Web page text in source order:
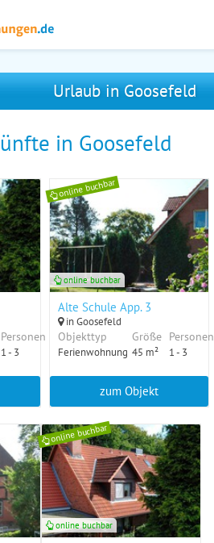
Urlaub in Goosefeld
in Goosefeld
Personen
1 - 3
online buchbar
Alte Schule App. 3
in Goosefeld
Objekttyp
Ferienwohnung
Größe
45 m²
Personen
1 - 3
online buchbar
zum Objekt
online buchbar
online buchbar